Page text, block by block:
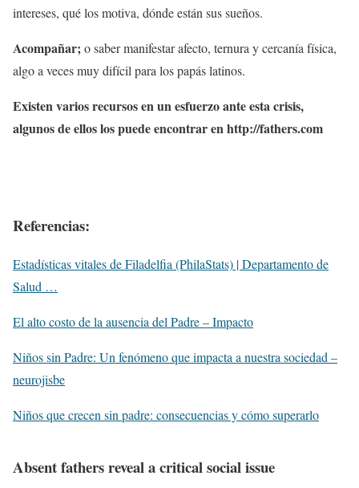
intereses, qué los motiva, dónde están sus sueños.
Acompañar;o saber manifestar afecto, ternura y cercanía física,
algo a veces muy difícil para los papás latinos.
Existen varios recursos en un esfuerzo ante esta crisis,
algunos de ellos los puede encontrar en http://fathers.com
Referencias:
Estadísticas vitales de Filadelfia (PhilaStats) | Departamento de
Salud …
El alto costo de la ausencia del Padre – Impacto
Niños sin Padre: Un fenómeno que impacta a nuestra sociedad –
neurojisbe
Niños que crecen sin padre: consecuencias y cómo superarlo
Absent fathers reveal a critical social issue